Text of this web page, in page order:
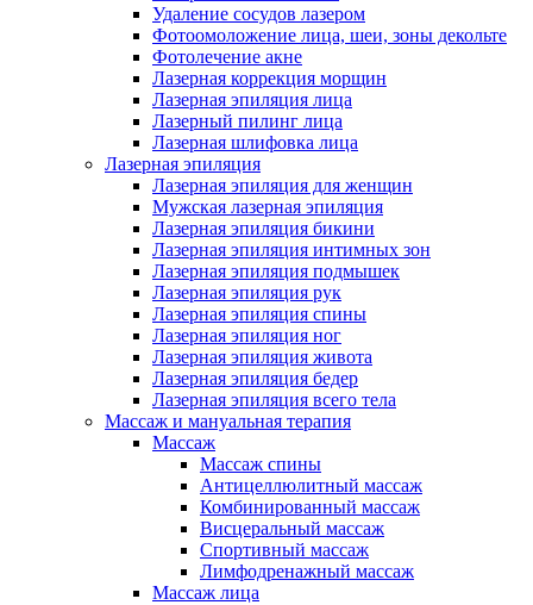
Удаление сосудов лазером
Фотоомоложение лица, шеи, зоны декольте
Фотолечение акне
Лазерная коррекция морщин
Лазерная эпиляция лица
Лазерный пилинг лица
Лазерная шлифовка лица
Лазерная эпиляция
Лазерная эпиляция для женщин
Мужская лазерная эпиляция
Лазерная эпиляция бикини
Лазерная эпиляция интимных зон
Лазерная эпиляция подмышек
Лазерная эпиляция рук
Лазерная эпиляция спины
Лазерная эпиляция ног
Лазерная эпиляция живота
Лазерная эпиляция бедер
Лазерная эпиляция всего тела
Массаж и мануальная терапия
Массаж
Массаж спины
Антицеллюлитный массаж
Комбинированный массаж
Висцеральный массаж
Спортивный массаж
Лимфодренажный массаж
Массаж лица